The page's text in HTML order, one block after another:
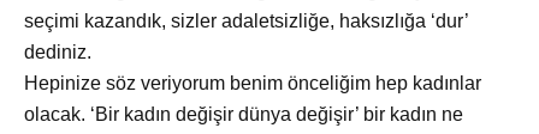
seçimi kazandık, sizler adaletsizliğe, haksızlığa ‘dur’
dediniz.
Hepinize söz veriyorum benim önceliğim hep kadınlar
olacak. ‘Bir kadın değişir dünya değişir’ bir kadın ne